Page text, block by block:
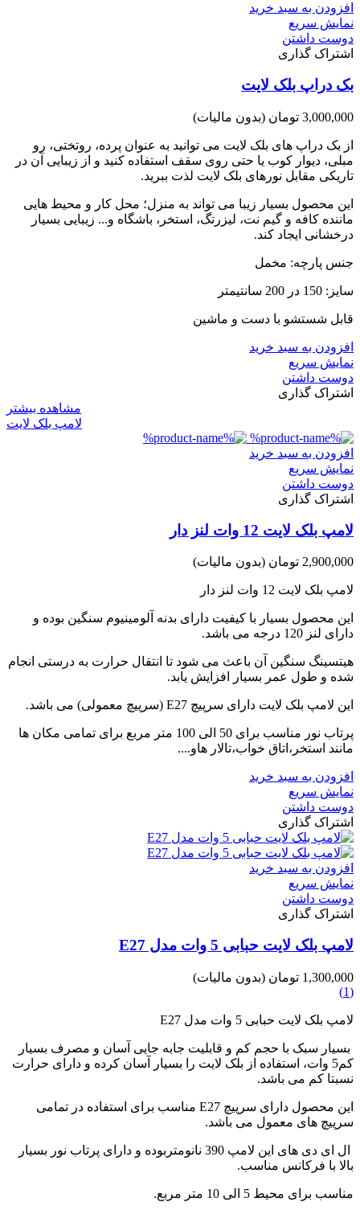
افزودن به سبد خرید
نمایش سریع
دوست داشتن
اشتراک گذاری
بک دراپ بلک لایت
3,000,000 تومان (بدون مالیات)
از بک دراپ های بلک لایت می توانید به عنوان پرده، روتختی، رو
مبلی، دیوار کوب یا حتی روی سقف استفاده کنید و از زیبایی آن در
تاریکی مقابل نورهای بلک لایت لذت ببرید.
این محصول بسیار زیبا می تواند به منزل؛ محل کار و محیط هایی
ماننده کافه و گیم نت، لیزرتگ، استخر، باشگاه و... زیبایی بسیار
درخشانی ایجاد کند.
جنس پارچه: مخمل
سایز: 150 در 200 سانتیمتر
قابل شستشو با دست و ماشین
افزودن به سبد خرید
نمایش سریع
دوست داشتن
اشتراک گذاری
مشاهده بیشتر
لامپ بلک لایت
افزودن به سبد خرید
نمایش سریع
دوست داشتن
اشتراک گذاری
لامپ بلک لایت 12 وات لنز دار
2,900,000 تومان (بدون مالیات)
لامپ بلک لایت 12 وات لنز دار
این محصول بسیار با کیفیت دارای بدنه آلومینیوم سنگین بوده و
دارای لنز 120 درجه می باشد.
هیتسینگ سنگین آن باعث می شود تا انتقال حرارت به درستی انجام
شده و طول عمر بسیار افزایش یابد.
این لامپ بلک لایت دارای سرپیچ E27 (سرپیچ معمولی) می باشد.
پرتاب نور مناسب برای 50 الی 100 متر مربع برای تمامی مکان ها
مانند استخر،اتاق خواب،تالار هاو....
افزودن به سبد خرید
نمایش سریع
دوست داشتن
اشتراک گذاری
افزودن به سبد خرید
نمایش سریع
دوست داشتن
اشتراک گذاری
لامپ بلک لایت حبابی 5 وات مدل E27
1,300,000 تومان
(بدون مالیات)
(1)
لامپ بلک لایت حبابی 5 وات مدل E27
بسیار سبک با حجم کم و قابلیت جابه جایی آسان و مصرف بسیار
کم5 وات، استفاده از بلک لایت را بسیار آسان کرده و دارای حرارت
نسبتا کم می باشد.
این محصول دارای سرپیچ E27 مناسب برای استفاده در تمامی
سرپیچ های معمول می باشد.
ال ای دی های این لامپ 390 نانومتربوده و دارای پرتاب نور بسیار
بالا با فرکانس مناسب.
مناسب برای محیط 5 الی 10 متر مربع.